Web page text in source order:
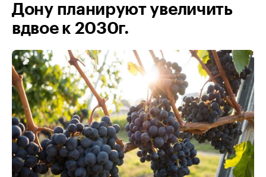
Дону планируют увеличить
вдвое к 2030г.